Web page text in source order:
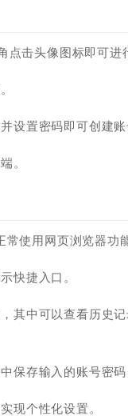
点击头像图标即可
设置密码即可创建账
。
使用网页浏览器功
快捷入口。
其中可以查看历史
保存输入的账号密
现个性化设置。